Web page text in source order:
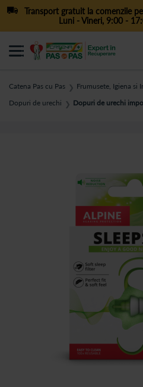
Transport gratuit la comenzile
Luni - Vineri, 9:00 -
Catena Pas cu Pas ❯ Frumusete, Igiena si
Dopuri de urechi ❯ Dopuri de urechi